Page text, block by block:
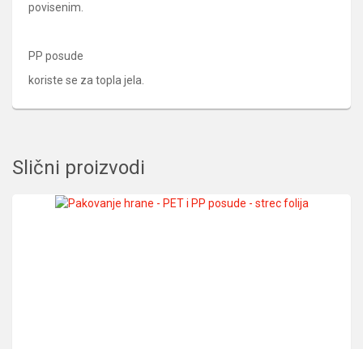
povisenim.
PP posude
koriste se za topla jela.
Slični proizvodi